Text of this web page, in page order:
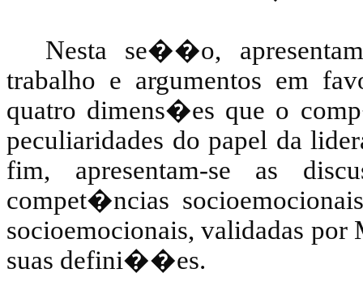
Nesta se��o,
trabalho e argumentos em
quatro dimens�es que o
peculiaridades do papel da
fim, apresentam-se as
compet�ncias
socioemocionais, validadas
suas defini��es.